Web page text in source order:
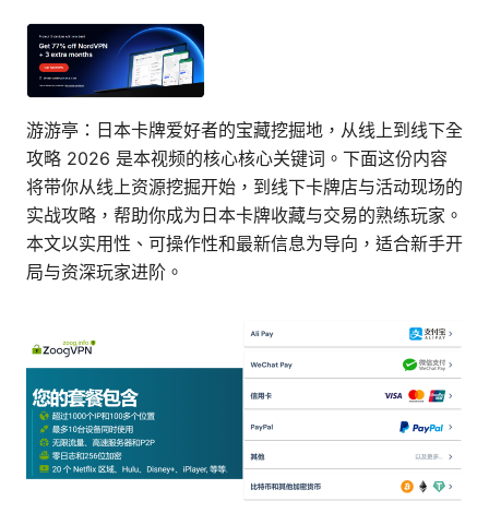
游游亭：日本卡牌爱好者的宝藏挖掘地，从线上到线下全
攻略 2026 是本视频的核心核心关键词。下面这份内容
将带你从线上资源挖掘开始，到线下卡牌店与活动现场的
实战攻略，帮助你成为日本卡牌收藏与交易的熟练玩家。
本文以实用性、可操作性和最新信息为导向，适合新手开
局与资深玩家进阶。